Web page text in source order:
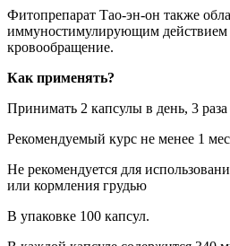
Фитопрепарат Тао-эн-он также
иммуностимулирующим действием
кровообращение.
Как применять?
Принимать 2 капсулы в день, 3
Рекомендуемый курс не менее 1
Не рекомендуется для
или кормления грудью
В упаковке 100 капсул.